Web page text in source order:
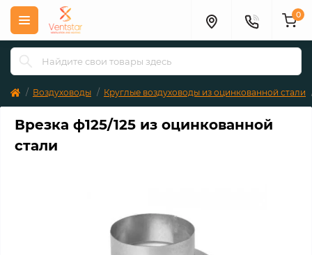
0
Воздуховоды Круглые воздуховоды из оцинкованной стали
Врезка ф125/125 из оцинкованной
стали